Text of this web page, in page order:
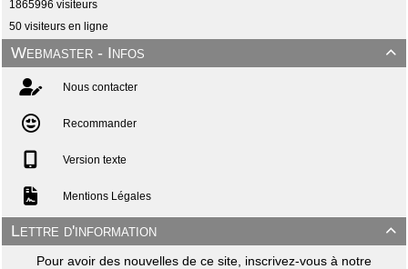
1865996 visiteurs
50 visiteurs en ligne

Webmaster - Infos
Nous contacter
Recommander
Version texte
Mentions Légales

Lettre d'information
Pour avoir des nouvelles de ce site, inscrivez-vous à notre